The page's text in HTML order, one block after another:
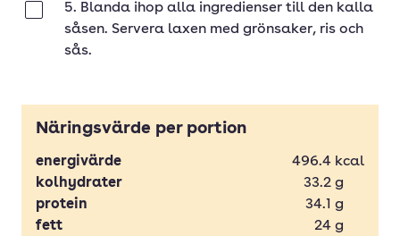
5. Blanda ihop alla ingredienser till den kalla
såsen. Servera laxen med grönsaker, ris och
sås.
Näringsvärde per portion
energivärde 496.4 kcal
kolhydrater
33.2 g
protein
34.1 g
fett
24 g